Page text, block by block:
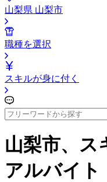
山梨県 山梨市
職種を選択
スキルが身に付く
山梨市、ス
アルバイト